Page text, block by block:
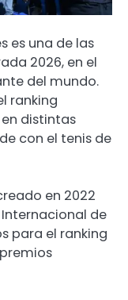
es una de las
2026, en el
del mundo.
ranking
distintas
con el tenis de
en 2022
de
para el ranking